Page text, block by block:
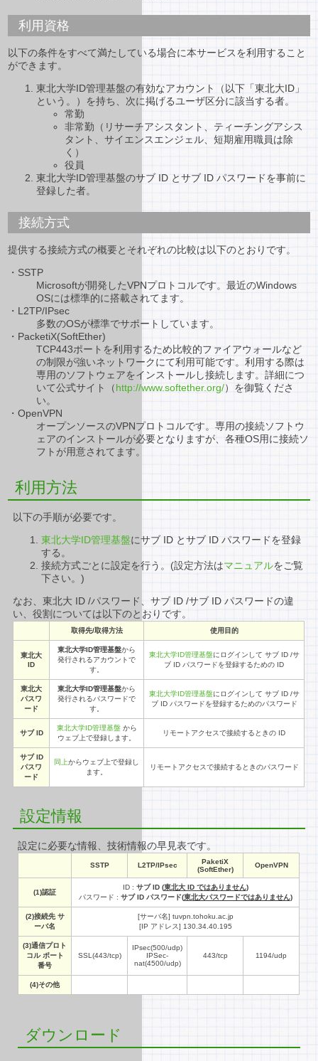
利用資格
以下の条件をすべて満たしている場合に本サービスを利用すること
ができます。
東北大学ID管理基盤の有効なアカウント（以下「東北大ID」
という。）を持ち、次に掲げるユーザ区分に該当する者。
常勤
非常勤（リサーチアシスタント、ティーチングアシス
タント、サイエンスエンジェル、短期雇用職員は除
く）
役員
東北大学ID管理基盤のサブ ID とサブ ID パスワードを事前に
登録した者。
接続方式
提供する接続方式の概要とそれぞれの比較は以下のとおりです。
・SSTP
Microsoftが開発したVPNプロトコルです。最近のWindows
OSには標準的に搭載されてます。
・L2TP/IPsec
多数のOSが標準でサポートしています。
・PacketiX(SoftEther)
TCP443ポートを利用するため比較的ファイアウォールなど
の制限が強いネットワークにて利用可能です。利用する際は
専用のソフトウェアをインストールし接続します。詳細につ
いて公式サイト（http://www.softether.org/）を御覧くださ
い。
・OpenVPN
オープンソースのVPNプロトコルです。専用の接続ソフトウ
ェアのインストールが必要となりますが、各種OS用に接続ソ
フトが用意されてます。
利用方法
以下の手順が必要です。
東北大学ID管理基盤にサブ ID とサブ ID パスワードを登録
する。
接続方式ごとに設定を行う。(設定方法はマニュアルをご覧
下さい。)
なお、東北大 ID /パスワード、サブ ID /サブ ID パスワードの違
い、役割については以下のとおりです。
取得先/取得方法 使用目的
東北大
ID
東北大学ID管理基盤から
発行されるアカウントで
す。
東北大学ID管理基盤にログインして サブ ID /サ
ブ ID パスワードを登録するための ID
東北大
パスワ
ード
東北大学ID管理基盤から
発行されるパスワードで
す。
東北大学ID管理基盤にログインして サブ ID /サ
ブ ID パスワードを登録するためのパスワード
サブ ID
東北大学ID管理基盤から
ウェブ上で登録します。
リモートアクセスで接続するときの ID
サブ ID
パスワ
ード
同上からウェブ上で登録し
ます。
リモートアクセスで接続するときのパスワード
設定情報
設定に必要な情報、技術情報の早見表です。
SSTP L2TP/IPsec
PaketiX
(SoftEther)
OpenVPN
(1)認証
ID : サブ ID (東北大 ID ではありません)
パスワード : サブ ID パスワード(東北大パスワードではありません)
(2)接続先 サ
ーバ名
[サーバ名] tuvpn.tohoku.ac.jp
[IP アドレス] 130.34.40.195
(3)通信プロト
コル ポート
番号
SSL(443/tcp)
IPsec(500/udp)
IPSec-
nat(4500/udp)
443/tcp 1194/udp
(4)その他
ダウンロード